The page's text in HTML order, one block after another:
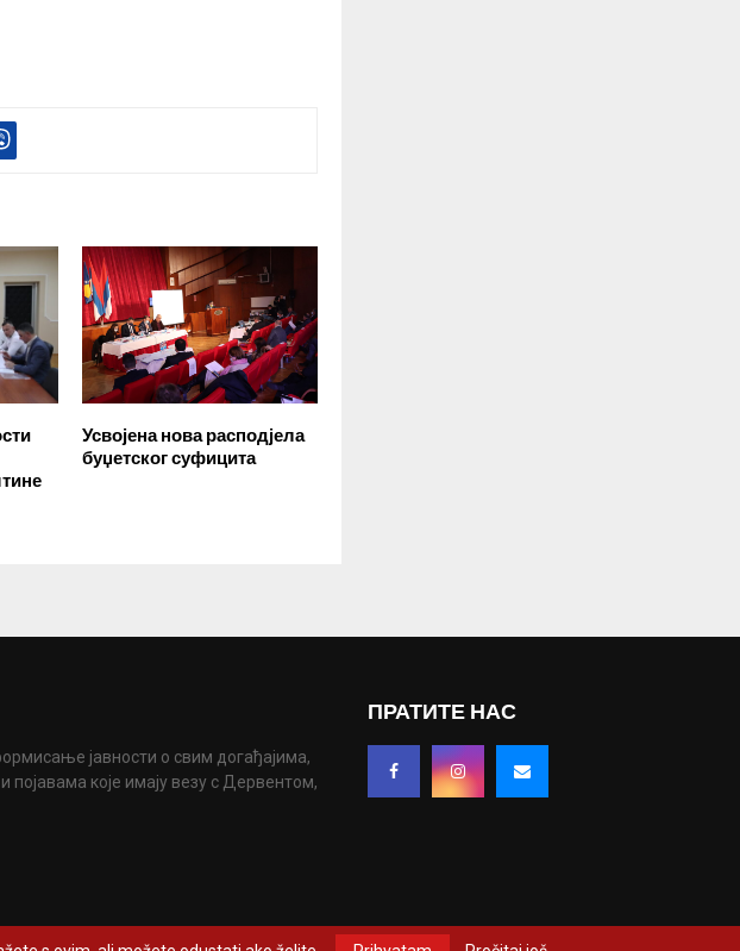
Усвојена нова расподјела
буџетског суфицита
јавности о свим догађајима,
које имају везу с Дервентом,
ПРАТИТЕ НАС